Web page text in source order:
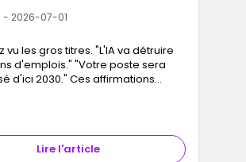
- 2026-07-01
vu les gros titres. "L'IA va détruire
d'emplois." "Votre poste sera
d'ici 2030." Ces affirmations
Lire l'article